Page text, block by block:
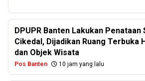
DPUPR Banten Lakukan Penataan
Cikedal, Dijadikan Ruang Terbuka
dan Objek Wisata
Pos Banten 10 jam yang lalu